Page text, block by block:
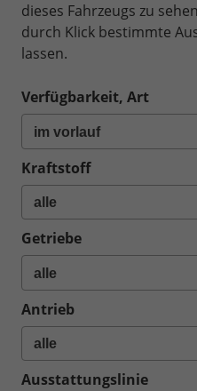
dieses Fahrzeugs zu
durch Klick bestimmte
lassen.
Verfügbarkeit, Art
Kraftstoff
Getriebe
Antrieb
Ausstattungslinie